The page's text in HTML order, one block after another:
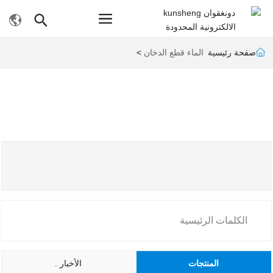
صفحة رئيسية الماء قطع الدخان
الكلمات الرئيسية
المنتجات الأخبار .